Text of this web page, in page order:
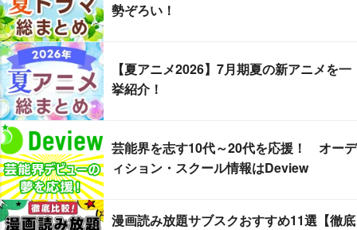
勢ぞろい！
【夏アニメ2026】7月期夏の新アニメを一
挙紹介！
芸能界を志す10代～20代を応援！ オーデ
ィション・スクール情報はDeview
漫画読み放題サブスクおすすめ11選【徹底